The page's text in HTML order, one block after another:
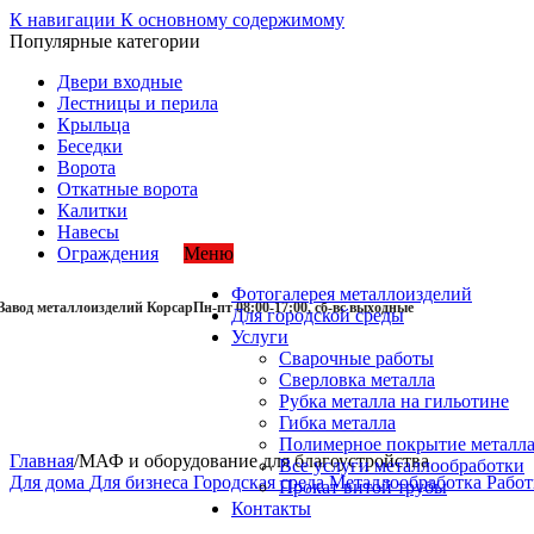
К навигации К основному содержимому
Популярные категории
Двери входные
Лестницы и перила
Крыльца
Беседки
Ворота
Откатные ворота
Калитки
Навесы
Ограждения
металлоизделий КорсарПн-пт 08:00-17:00, сб-вс выходные
Меню
Фотогалерея металлоизделий
Для городской среды
Услуги
Сварочные работы
Сверловка металла
Рубка металла на гильотине
Гибка металла
Полимерное покрытие металла
Все услуги металлообработки
Прокат витой трубы
Контакты
Главная/МАФ и оборудование для благоустройства
Для дома Для бизнеса Городская средаМеталлообработка